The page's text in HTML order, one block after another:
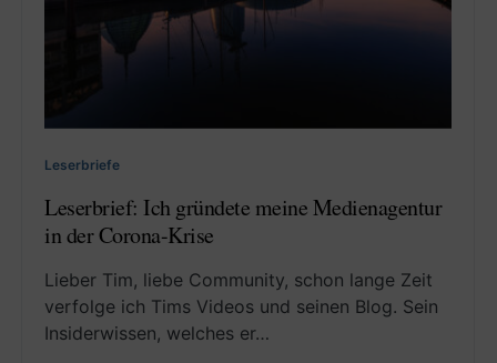
Leserbriefe
Leserbrief: Ich gründete meine Medienagentur
in der Corona-Krise
Lieber Tim, liebe Community, schon lange Zeit
verfolge ich Tims Videos und seinen Blog. Sein
Insiderwissen, welches er…